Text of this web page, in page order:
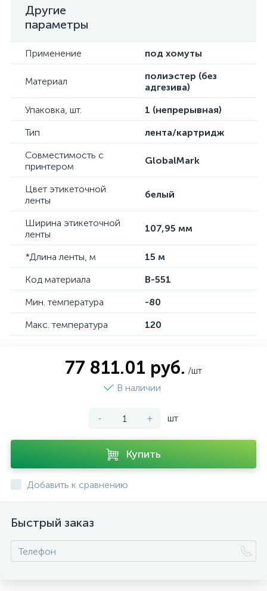
Другие
параметры
Применение под хомуты
Материал
полиэстер (без
адгезива)
Упаковка, шт.
1 (непрерывная)
Тип
лента/картридж
Совместимость с
принтером
GlobalMark
Цвет этикеточной
ленты
белый
Ширина этикеточной
ленты
107,95 мм
*Длина ленты, м
15 м
Код материала
B-551
Мин. температура
-80
Макс. температура
120
77 811.01 руб. /шт
В наличии
- + шт
Купить
Добавить к сравнению
Быстрый заказ